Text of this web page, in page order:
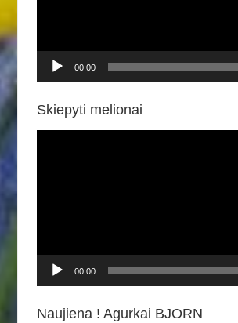
00:00
Skiepyti melionai
00:00
Naujiena ! Agurkai BJORN